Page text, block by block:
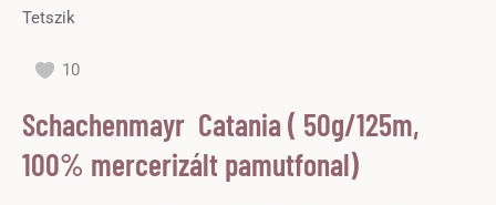
Tetszik
10
Schachenmayr Catania ( 50g/125m,
100% mercerizált pamutfonal)